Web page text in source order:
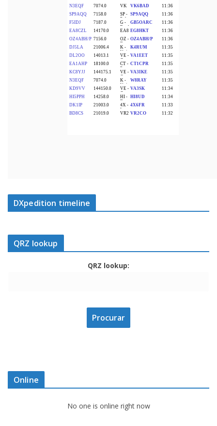
DXpedition timeline
QRZ lookup
QRZ lookup:
Online
No one is online right now